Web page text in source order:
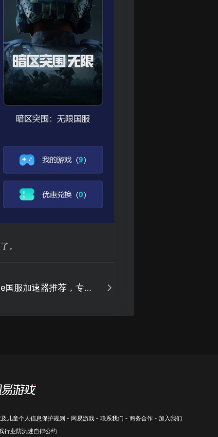
。
国服加速器推荐，专线
儿童个人信息保护规则 - 网易游戏 - 联系我们 - 商务合作 - 加入我们
行业防沉迷自律公约